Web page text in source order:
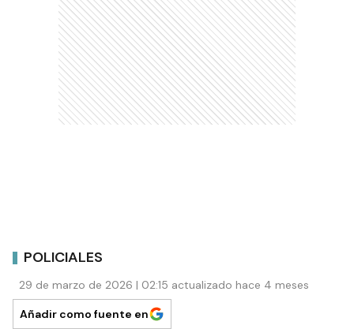
POLICIALES
29 de marzo de 2026 | 02:15 actualizado hace 4 meses
Añadir como fuente en